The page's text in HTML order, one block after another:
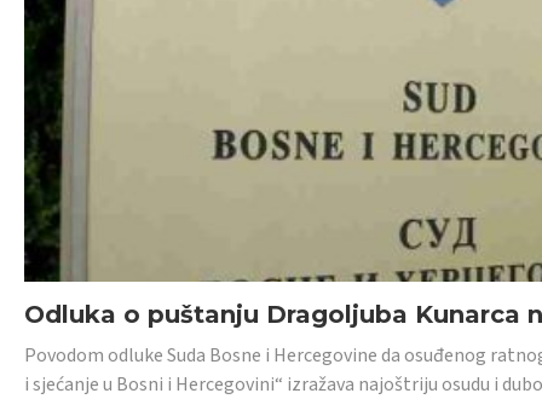
Odluka o puštanju Dragoljuba Kunarca
Povodom odluke Suda Bosne i Hercegovine da osuđenog
i sjećanje u Bosni i Hercegovini“ izražava najoštriju osudu i